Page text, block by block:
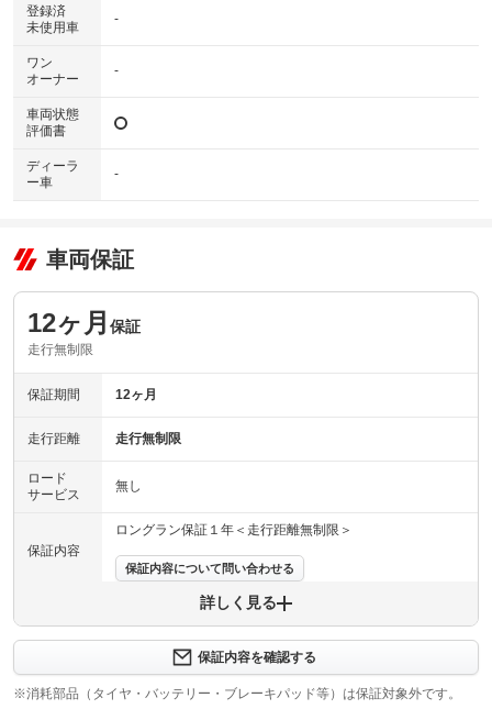
登録済
未使用車
-
ワン
オーナー
-
車両状態
評価書
ディーラ
ー車
-
車両保証
12ヶ月 保証
走行無制限
保証期間 12ヶ月
走行距離 走行無制限
ロード
サービス
無し
保証内容
ロングラン保証１年＜走行距離無制限＞
保証内容について問い合わせる
上限金額
詳しく見る
保証内容を確認する
※消耗部品（タイヤ・バッテリー・ブレーキパッド等）は保証対象外です。